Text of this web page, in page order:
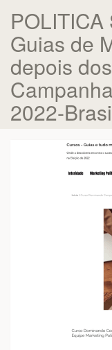
Guias de
depois
2022-